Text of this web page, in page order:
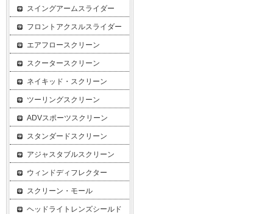
スイングアームスライダー
フロントアクスルスライダー
エアフロースクリーン
スクータースクリーン
ネイキッド・スクリーン
ツーリングスクリーン
ADVスポーツスクリーン
スタンダードスクリーン
アジャスタブルスクリーン
ウィンドディフレクター
スクリーン・モール
ヘッドライトレンズシールド